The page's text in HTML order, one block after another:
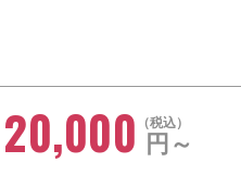
税込
円～